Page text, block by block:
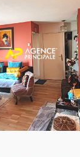
ce bien.
ou un